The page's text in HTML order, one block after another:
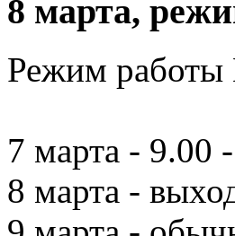
8 марта,
Режим работы
7 марта - 9.00
8 марта -